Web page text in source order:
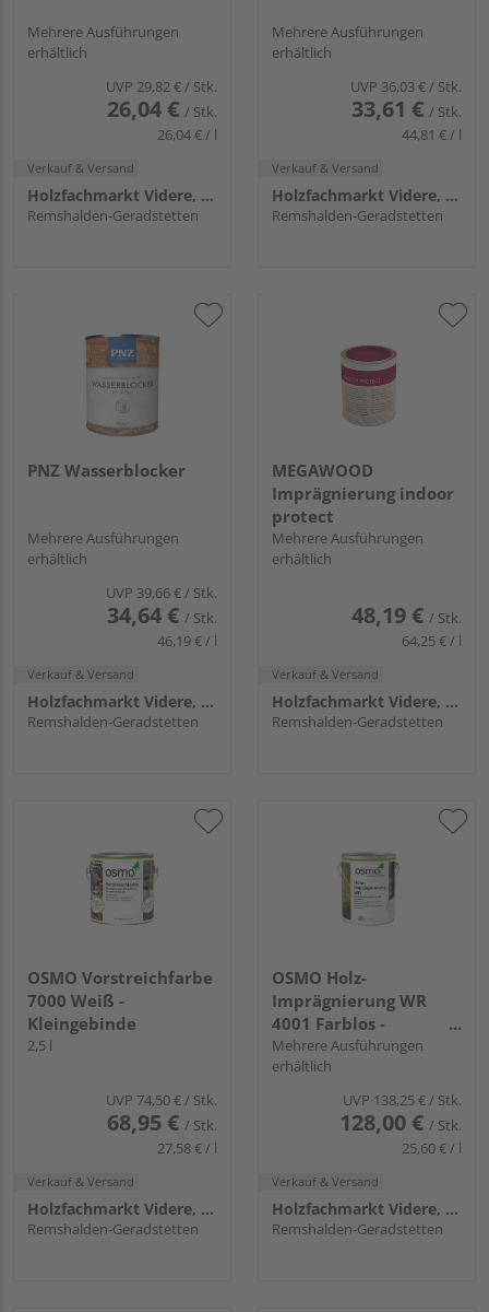
Mehrere Ausführungen
erhältlich
UVP 29,82 €/ Stk.
26,04 € / Stk.
26,04 € / l
Verkauf & Versand
Holzfachmarkt Videre, Remshalden
Remshalden-Geradstetten
Mehrere Ausführungen
erhältlich
UVP 36,03 €/ Stk.
33,61 € / Stk.
44,81 € / l
Verkauf & Versand
Holzfachmarkt Videre, Remshalden
Remshalden-Geradstetten
PNZ Wasserblocker
Mehrere Ausführungen
erhältlich
UVP 39,66 €/ Stk.
34,64 € / Stk.
46,19 € / l
Verkauf & Versand
Holzfachmarkt Videre, Remshalden
Remshalden-Geradstetten
MEGAWOOD
Imprägnierung indoor
protect
Mehrere Ausführungen
erhältlich
48,19 € / Stk.
64,25 € / l
Verkauf & Versand
Holzfachmarkt Videre, Remshalden
Remshalden-Geradstetten
OSMO Vorstreichfarbe
7000 Weiß -
Kleingebinde
2,5 l
UVP 74,50 €/ Stk.
68,95 € / Stk.
27,58 € / l
Verkauf & Versand
Holzfachmarkt Videre, Remshalden
Remshalden-Geradstetten
OSMO Holz-
Imprägnierung WR
4001 Farblos -
Großgebinde
Mehrere Ausführungen
erhältlich
UVP 138,25 €/ Stk.
128,00 € / Stk.
25,60 € / l
Verkauf & Versand
Holzfachmarkt Videre, Remshalden
Remshalden-Geradstetten